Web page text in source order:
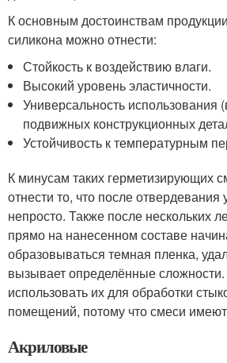
К основным достоинствам
силикона можно отнести:
Стойкость к воздействию влаги.
Высокий уровень эластичности.
Универсальность использования
подвижных конструкционных
Устойчивость к температурным
К минусам таких герметизирующих
отнести то, что после отвердевания
непросто. Также после нескольких
прямо на нанесенном составе
образовываться темная пленка,
вызывает определённые
использовать их для обработки
помещений, потому что смеси
Акриловые